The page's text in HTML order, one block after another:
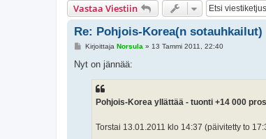
Vastaa Viestiin
Re: Pohjois-Korea(n sotauhkailut)
V
e
s
Kirjoittaja Norsula » 13 Tammi 2011, 22:40
Nyt on jännää:
Pohjois-Korea yllättää - tuonti +14 000
Torstai 13.01.2011 klo 14:37 (päivitetty to